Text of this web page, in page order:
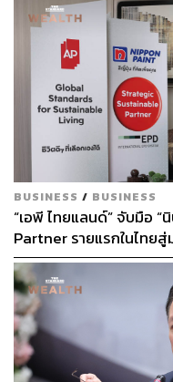
BUSINESS / BUSINESS
“เอพี ไทยแลนด์” จับมือ
Partner รายแรกในไทยสู่
International พร้อมชูแ
Global Sustainable
ผลกระทบต่อสิ่งแวดล้อม